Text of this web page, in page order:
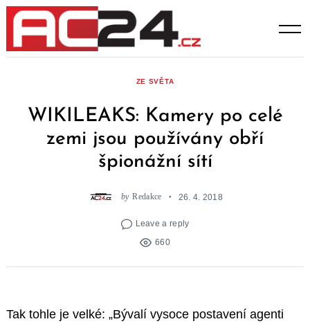
Skip
content
ZE SVĚTA
WIKILEAKS: Kamery po celé
zemi jsou používány obří
špionážní sítí
by Redakce 26. 4. 2018
Leave a reply
660
Tak tohle je velké: „Bývalí vysoce postavení agenti